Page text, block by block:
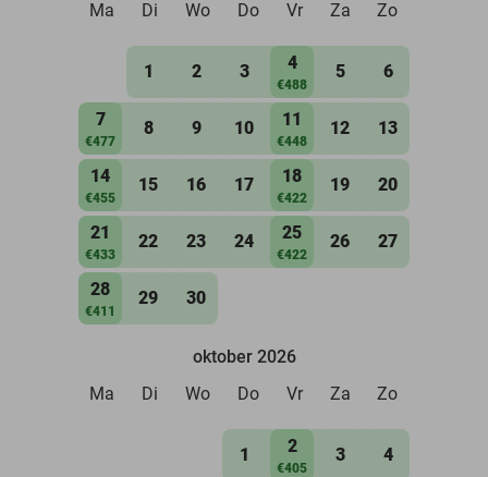
Ma
Di Wo Do Vr Za Zo
1 2 3 4
€488
5 6
7
€477
8 9 10 11
€448
12 13
14
€455
15 16 17 18
€422
19 20
21
€433
22 23 24 25
€422
26 27
28
€411
29 30
oktober 2026
Ma
Di Wo Do Vr Za Zo
1 2
€405
3 4